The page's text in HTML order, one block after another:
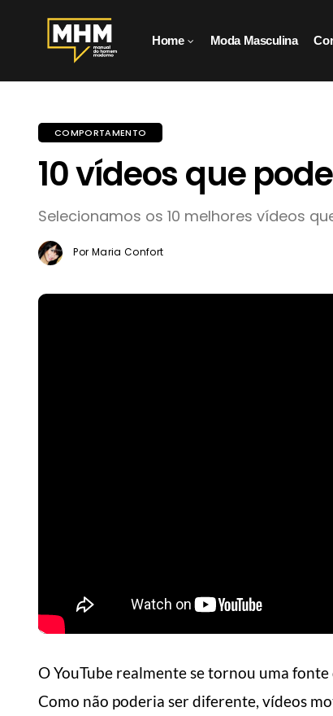
Home Moda Masculina
COMPORTAMENTO
10 vídeos que
Selecionamos os 10 melhores vídeos
Por Maria Confort
O YouTube realmente se tornou uma
Como não poderia ser diferente, vídeos